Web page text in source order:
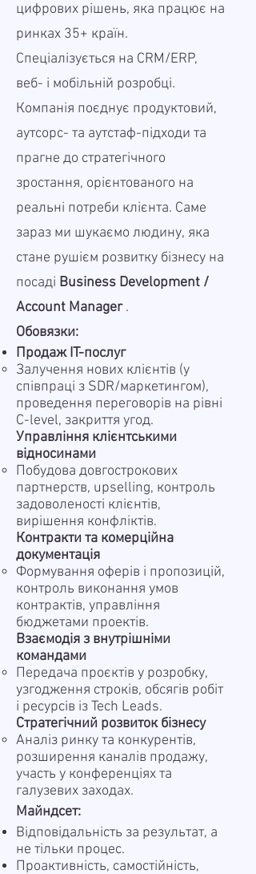
цифрових рішень, яка працює на
ринках 35+ країн.
Спеціалізується на CRM/ERP,
веб- і мобільній розробці.
Компанія поєднує продуктовий,
аутсорс- та аутстаф-підходи та
прагне до стратегічного
зростання, орієнтованого на
реальні потреби клієнта. Саме
зараз ми шукаємо людину, яка
стане рушієм розвитку бізнесу на
посаді Business Development /
Account Manager.
Обовязки:
Продаж IT-послуг
Залучення нових клієнтів (у
співпраці з SDR/маркетингом),
проведення переговорів на рівні
C-level, закриття угод.
Управління клієнтськими
відносинами
Побудова довгострокових
партнерств, upselling, контроль
задоволеності клієнтів,
вирішення конфліктів.
Контракти та комерційна
документація
Формування оферів і пропозицій,
контроль виконання умов
контрактів, управління
бюджетами проектів.
Взаємодія з внутрішніми
командами
Передача проєктів у розробку,
узгодження строків, обсягів робіт
і ресурсів із Tech Leads.
Стратегічний розвиток бізнесу
Аналіз ринку та конкурентів,
розширення каналів продажу,
участь у конференціях та
галузевих заходах.
Майндсет:
Відповідальність за результат, а
не тільки процес.
Проактивність, самостійність,